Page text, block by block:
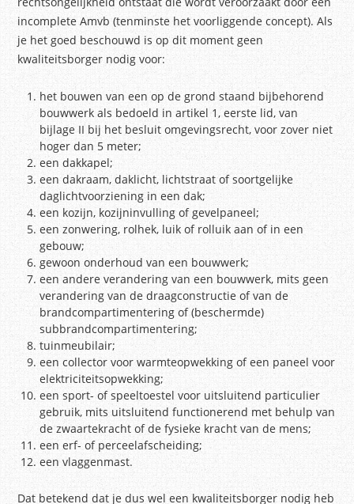
incomplete Amvb (tenminste het voorliggende concept). Als
je het goed beschouwd is op dit moment geen
kwaliteitsborger nodig voor:
het bouwen van een op de grond staand bijbehorend
bouwwerk als bedoeld in artikel 1, eerste lid, van
bijlage II bij het besluit omgevingsrecht, voor zover niet
hoger dan 5 meter;
een dakkapel;
een dakraam, daklicht, lichtstraat of soortgelijke
daglichtvoorziening in een dak;
een kozijn, kozijninvulling of gevelpaneel;
een zonwering, rolhek, luik of rolluik aan of in een
gebouw;
gewoon onderhoud van een bouwwerk;
een andere verandering van een bouwwerk, mits geen
verandering van de draagconstructie of van de
brandcompartimentering of (beschermde)
subbrandcompartimentering;
tuinmeubilair;
een collector voor warmteopwekking of een paneel voor
elektriciteitsopwekking;
een sport- of speeltoestel voor uitsluitend particulier
gebruik, mits uitsluitend functionerend met behulp van
de zwaartekracht of de fysieke kracht van de mens;
een erf- of perceelafscheiding;
een vlaggenmast.
Dat betekend dat je dus wel een kwaliteitsborger nodig heb